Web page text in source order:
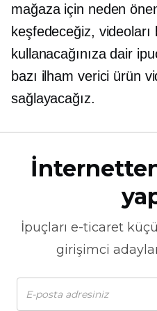
mağaza için neden
keşfedeceğiz, videoları
kullanacağınıza dair
bazı ilham verici ürün
sağlayacağız.
İpuçları e-ticaret
girişimci